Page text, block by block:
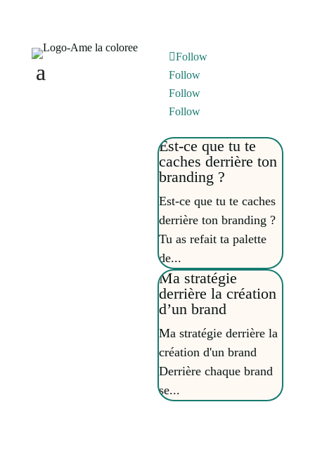
Follow
Follow
Follow
Follow
Est-ce que tu te
caches derrière ton
branding ?
Est-ce que tu te caches
derrière ton branding ?
Tu as refait ta palette
de...
Ma stratégie
derrière la création
d’un brand
Ma stratégie derrière la
création d'un brand
Derrière chaque brand
se...